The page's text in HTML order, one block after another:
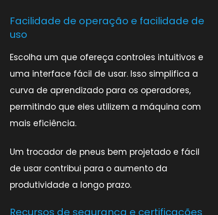
Facilidade de operação e facilidade de
uso
Escolha um que ofereça controles intuitivos e
uma interface fácil de usar. Isso simplifica a
curva de aprendizado para os operadores,
permitindo que eles utilizem a máquina com
mais eficiência.
Um trocador de pneus bem projetado e fácil
de usar contribui para o aumento da
produtividade a longo prazo.
Recursos de segurança e certificações